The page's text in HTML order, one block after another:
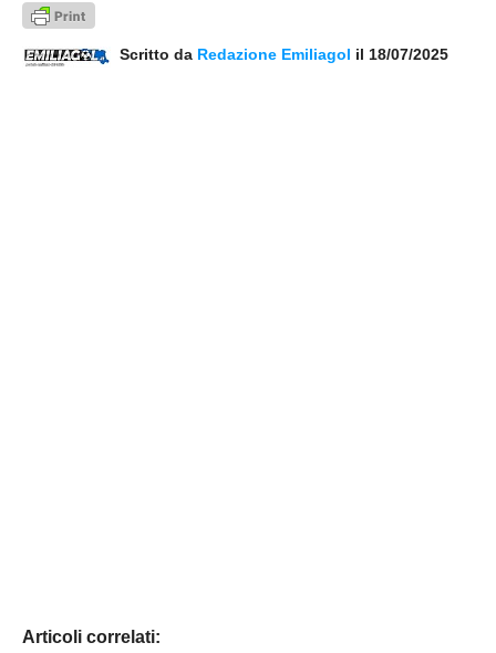
Scritto da Redazione Emiliagol il 18/07/2025
Articoli correlati: